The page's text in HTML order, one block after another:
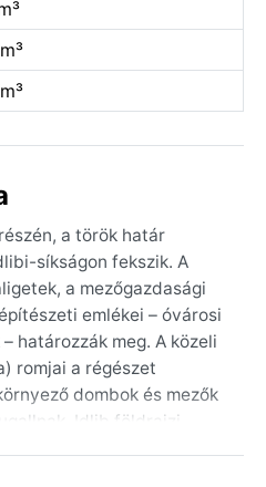
a török határ
síkságon fekszik. A
a mezőgazdasági
emlékei – óvárosi
határozzák meg. A közeli
romjai a régészet
dombok és mezők
Idlib földrajzi